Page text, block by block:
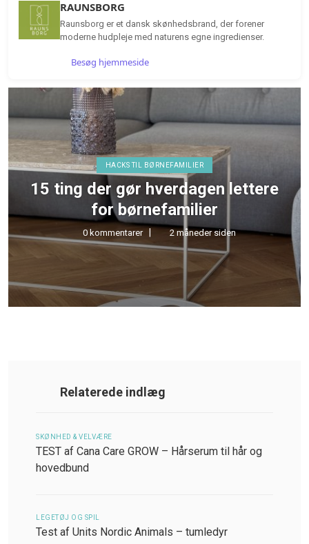
RAUNSBORG
Raunsborg er et dansk skønhedsbrand, der forener
moderne hudpleje med naturens egne ingredienser.
Besøg hjemmeside
HACKS TIL BØRNEFAMILIER
15 ting der gør hverdagen lettere
for børnefamilier
0 kommentarer 2 måneder siden
Relaterede indlæg
SKØNHED & VELVÆRE
TEST af Cana Care GROW – Hårserum til hår og
hovedbund
LEGETØJ OG SPIL
Test af Units Nordic Animals – tumledyr